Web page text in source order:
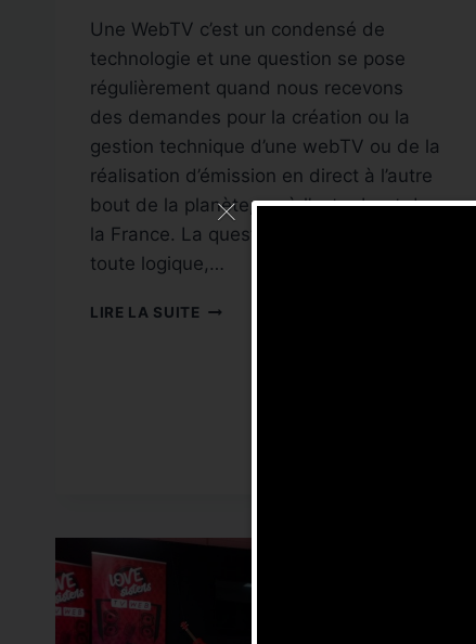
Une WebTV c’est un condensé de
technologie et une question se pose
régulièrement quand nous recevons
des demandes pour la création ou la
gestion technique d’une webTV ou de la
réalisation d’émission en direct à l’autre
bout de la planète, ou à l’autre bout de
la France. La question se pose alors en
toute logique,…
LIRE LA SUITE PEUT